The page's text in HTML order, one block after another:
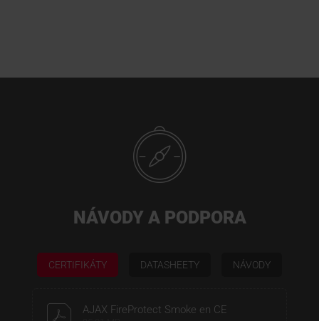
NÁVODY A PODPORA
CERTIFIKÁTY DATASHEETY NÁVODY
AJAX FireProtect Smoke en CE